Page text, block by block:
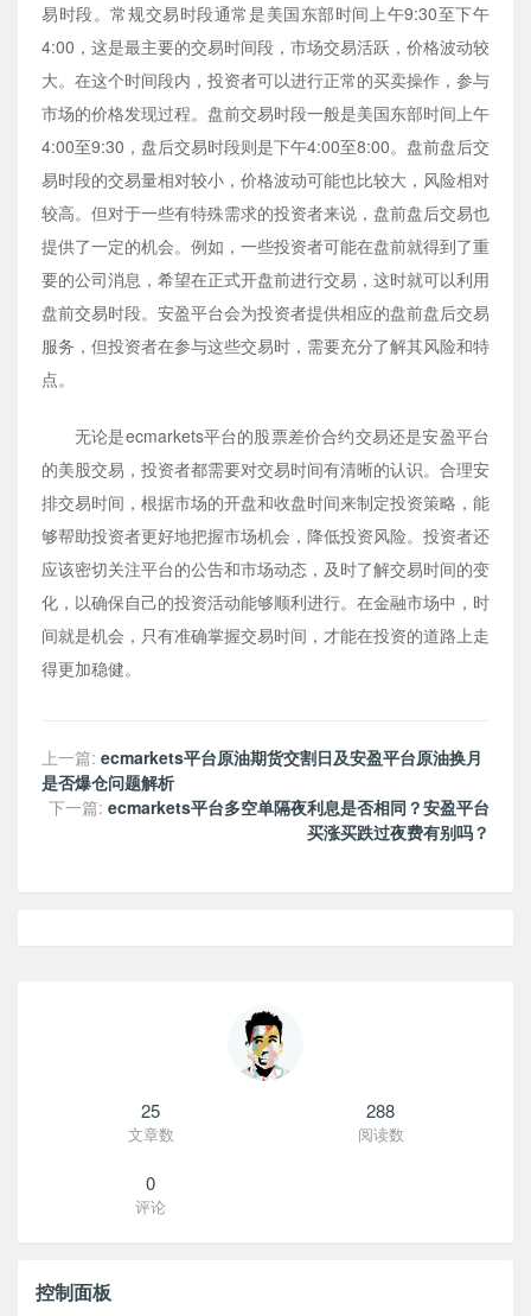
易时段。常规交易时段通常是美国东部时间上午9:30至下午
4:00，这是最主要的交易时间段，市场交易活跃，价格波动较
大。在这个时间段内，投资者可以进行正常的买卖操作，参与
市场的价格发现过程。盘前交易时段一般是美国东部时间上午
4:00至9:30，盘后交易时段则是下午4:00至8:00。盘前盘后交
易时段的交易量相对较小，价格波动可能也比较大，风险相对
较高。但对于一些有特殊需求的投资者来说，盘前盘后交易也
提供了一定的机会。例如，一些投资者可能在盘前就得到了重
要的公司消息，希望在正式开盘前进行交易，这时就可以利用
盘前交易时段。安盈平台会为投资者提供相应的盘前盘后交易
服务，但投资者在参与这些交易时，需要充分了解其风险和特
点。
无论是ecmarkets平台的股票差价合约交易还是安盈平台
的美股交易，投资者都需要对交易时间有清晰的认识。合理安
排交易时间，根据市场的开盘和收盘时间来制定投资策略，能
够帮助投资者更好地把握市场机会，降低投资风险。投资者还
应该密切关注平台的公告和市场动态，及时了解交易时间的变
化，以确保自己的投资活动能够顺利进行。在金融市场中，时
间就是机会，只有准确掌握交易时间，才能在投资的道路上走
得更加稳健。
上一篇: ecmarkets平台原油期货交割日及安盈平台原油换月
是否爆仓问题解析
下一篇: ecmarkets平台多空单隔夜利息是否相同？安盈平台
买涨买跌过夜费有别吗？
25
文章数
288
阅读数
0
评论
控制面板